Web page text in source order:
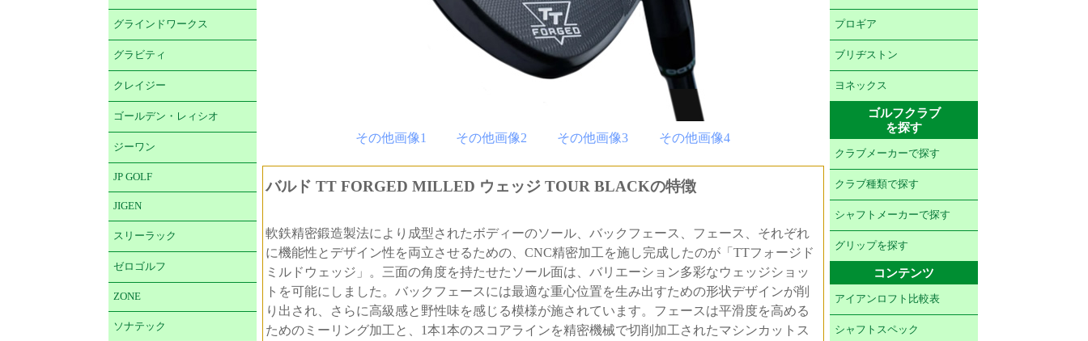
グラインドワークス
グラビティ
クレイジー
ゴールデン・レィシオ
ジーワン
JP GOLF
JIGEN
スリーラック
ゼロゴルフ
ZONE
ソナテック
その他画像1 その他画像2 その他画像3 その他画像4
バルド TT FORGED MILLED ウェッジ TOUR BLACKの特徴
軟鉄精密鍛造製法により成型されたボディーのソール、バックフェース、フェース、それぞれ
に機能性とデザイン性を両立させるための、CNC精密加工を施し完成したのが「TTフォージド
ミルドウェッジ」。三面の角度を持たせたソール面は、バリエーション多彩なウェッジショッ
トを可能にしました。バックフェースには最適な重心位置を生み出すための形状デザインが削
り出され、さらに高級感と野性味を感じる模様が施されています。フェースは平滑度を高める
ためのミーリング加工と、1本1本のスコアラインを精密機械で切削加工されたマシンカットス
プロギア
ブリヂストン
ヨネックス
ゴルフクラブ
を探す
クラブメーカーで探す
クラブ種類で探す
シャフトメーカーで探す
グリップを探す
コンテンツ
アイアンロフト比較表
シャフトスペック